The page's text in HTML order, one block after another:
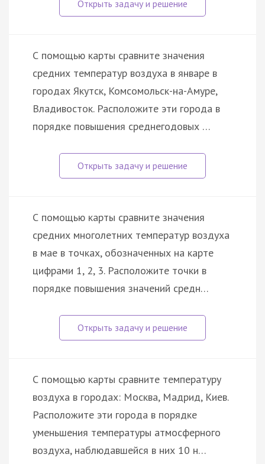
С помощью карты сравните значения
средних температур воздуха в январе в
городах Якутск, Комсомольск-на-Амуре,
Владивосток. Расположите эти города в
порядке повышения среднегодовых …
С помощью карты сравните значения
средних многолетних температур воздуха
в мае в точках, обозначенных на карте
цифрами 1, 2, 3. Расположите точки в
порядке повышения значений средн…
С помощью карты сравните температуру
воздуха в городах: Москва, Мадрид, Киев.
Расположите эти города в порядке
уменьшения температуры атмосферного
воздуха, наблюдавшейся в них 10 н…